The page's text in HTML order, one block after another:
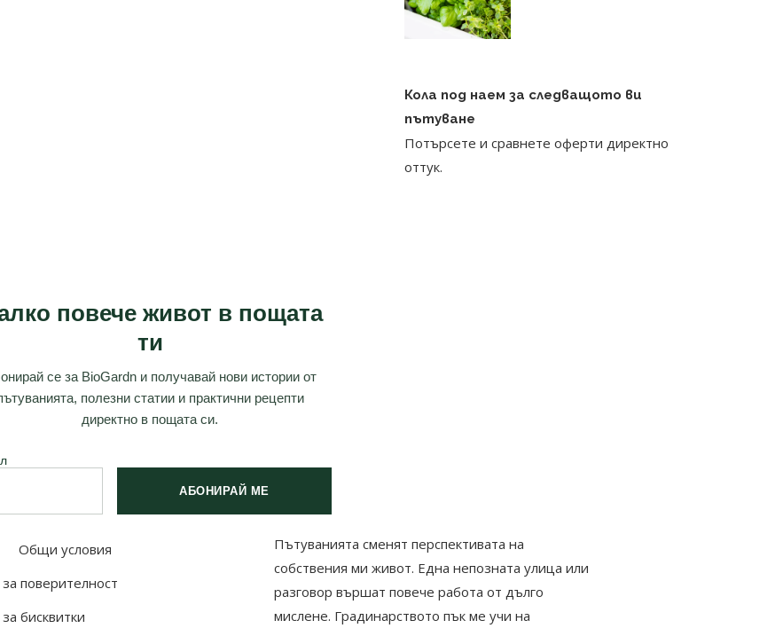
Кола под наем за следващото ви
пътуване
Потърсете и сравнете оферти директно
оттук.
повече живот в пощата
ти
се за BioGardn и получавай нови истории от
полезни статии и практични рецепти
директно в пощата си.
АБОНИРАЙ МЕ
Общи условия
поверителност
бисквитки
Пътуванията сменят перспективата на
собствения ми живот. Една непозната улица или
разговор вършат повече работа от дълго
мислене. Градинарството пък ме учи на